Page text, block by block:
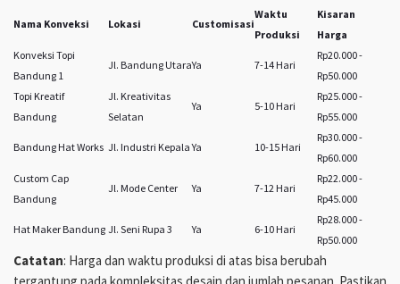
Nama Konveksi Lokasi Customisasi
Waktu
Produksi
Kisaran
Harga
Konveksi Topi
Bandung 1
Jl. Bandung UtaraYa 7-14 Hari
Rp20.000 -
Rp50.000
Topi Kreatif
Bandung
Jl. Kreativitas
Selatan
Ya 5-10 Hari
Rp25.000 -
Rp55.000
Bandung Hat Works Jl. Industri Kepala Ya 10-15 Hari
Rp30.000 -
Rp60.000
Custom Cap
Bandung
Jl. Mode Center Ya 7-12 Hari
Rp22.000 -
Rp45.000
Hat Maker Bandung Jl. Seni Rupa 3 Ya 6-10 Hari
Rp28.000 -
Rp50.000
Catatan: Harga dan waktu produksi di atas bisa berubah